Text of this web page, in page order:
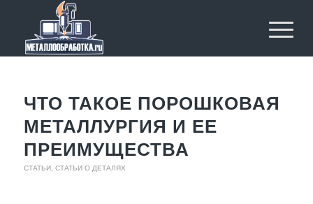
ЧТО ТАКОЕ ПОРОШКОВАЯ
МЕТАЛЛУРГИЯ И ЕЕ
ПРЕИМУЩЕСТВА
СТАТЬИ, СТАТЬИ О ДЕТАЛЯХ